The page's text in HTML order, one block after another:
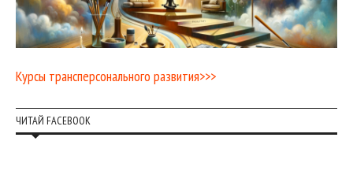
Курсы трансперсонального развития>>>
ЧИТАЙ FACEBOOK